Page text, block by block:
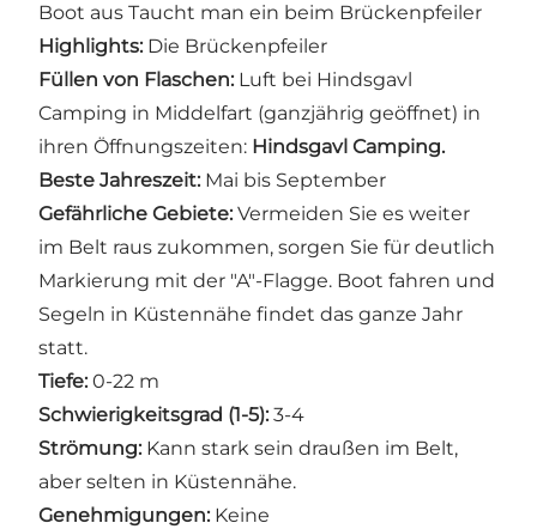
Boot aus Taucht man ein beim Brückenpfeiler
Highlights: Die Brückenpfeiler
Füllen von Flaschen: Luft bei Hindsgavl
Camping in Middelfart (ganzjährig geöffnet) in
ihren Öffnungszeiten: Hindsgavl Camping.
Beste Jahreszeit: Mai bis September
Gefährliche Gebiete: Vermeiden Sie es weiter
im Belt raus zukommen, sorgen Sie für deutlich
Markierung mit der "A"-Flagge. Boot fahren und
Segeln in Küstennähe findet das ganze Jahr
statt.
Tiefe: 0-22 m
Schwierigkeitsgrad (1-5): 3-4
Strömung: Kann stark sein draußen im Belt,
aber selten in Küstennähe.
Genehmigungen: Keine